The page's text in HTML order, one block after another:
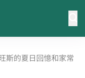
斯的夏日回憶和家常